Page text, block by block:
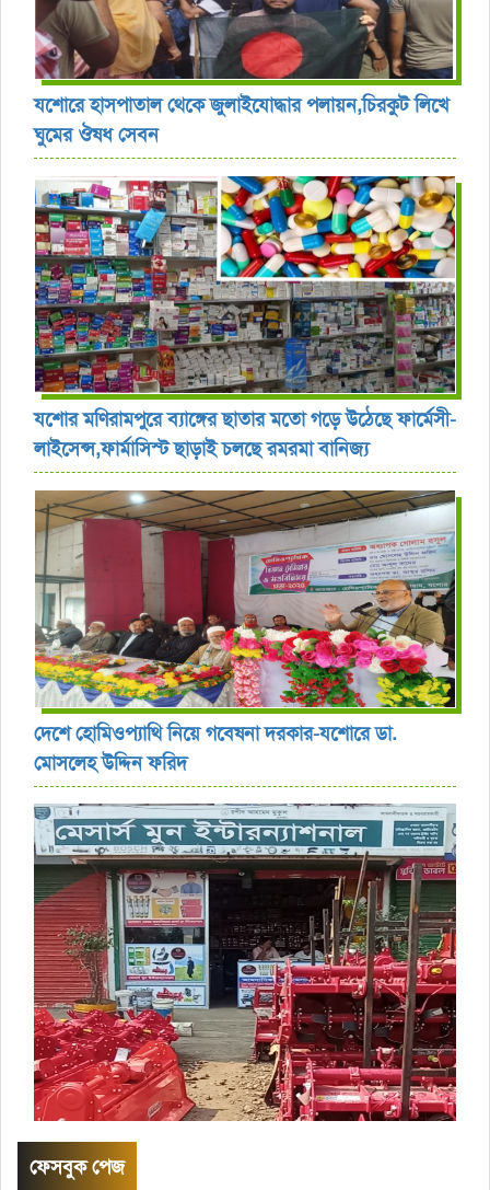
যশোরে হাসপাতাল থেকে জুলাইযোদ্ধার পলায়ন,চিরকুট লিখে
ঘুমের ঔষধ সেবন
যশোর ‎মণিরামপুরে ব্যাঙ্গের ছাতার মতো গড়ে উঠেছে ফার্মেসী-
লাইসেন্স,ফার্মাসিস্ট ছাড়াই চলছে রমরমা বানিজ্য ‎
দেশে হোমিওপ্যাথি নিয়ে গবেষনা দরকার-যশোরে ডা.
মোসলেহ উদ্দিন ফরিদ
ফেসবুক পেজ